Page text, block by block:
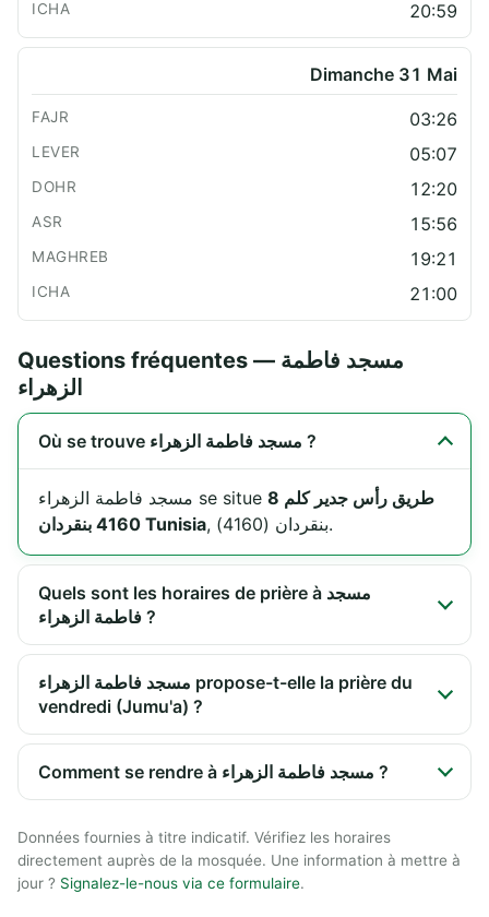
20:59
Dimanche 31 Mai
03:26
05:07
12:20
15:56
19:21
21:00
Questions fréquentes — مسجد فاطمة
الزهراء
Où se trouve مسجد فاطمة الزهراء ?
مسجد فاطمة الزهراء se situe طريق رأس جدير كلم 8
4160 بنقردان Tunisia
, بنقردان (4160).
Quels sont les horaires de prière à مسجد
فاطمة الزهراء ?
مسجد فاطمة الزهراء propose-t-elle la prière du
vendredi (Jumu'a) ?
Comment se rendre à مسجد فاطمة الزهراء ?
Données fournies à titre indicatif. Vérifiez les horaires
directement auprès de la mosquée. Une information à mettre à
jour ? Signalez-le-nous via ce formulaire.